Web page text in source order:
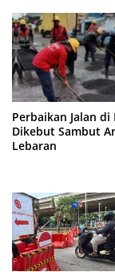
Perbaikan Jalan di
Dikebut Sambut
Lebaran